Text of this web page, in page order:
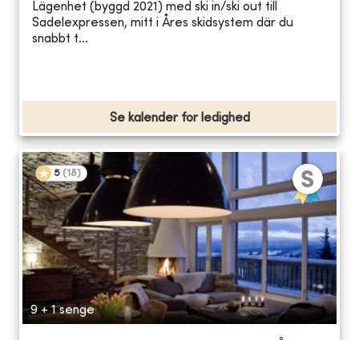
Lägenhet (byggd 2021) med ski in/ski out till
Sadelexpressen, mitt i Åres skidsystem där du
snabbt t...
Se kalender for ledighed
5 (18)
9 + 1 senge